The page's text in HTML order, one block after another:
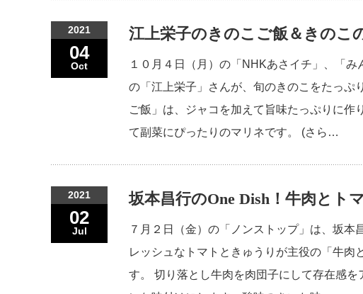
2021
04
Oct
江上栄子のきのこご飯＆きのこ
１０月４日（月）の「NHKあさイチ」、「
の「江上栄子」さんが、旬のきのこをたっぷ
ご飯」は、ジャコを加えて旨味たっぷりに作
て副菜にぴったりのマリネです。 (さら…
2021
02
Jul
坂本昌行のOne Dish！牛肉とト
７月２日（金）の「ノンストップ」は、坂
レッシュなトマトときゅうりが主役の「牛肉
す。 切り落とし牛肉を肉団子にして存在感